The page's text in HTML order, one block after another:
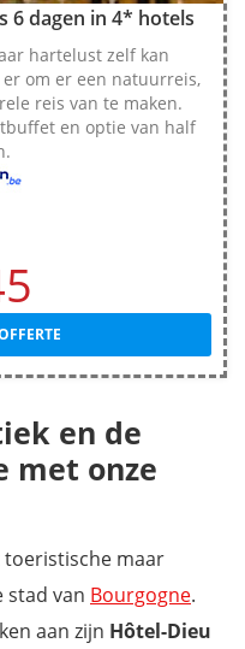
6 dagen in 4* hotels
hartelust zelf kan
om er een natuurreis,
reis van te maken.
en optie van half
en de
met onze
toeristische maar
stad van Bourgogne.
aan zijn Hôtel-Dieu